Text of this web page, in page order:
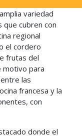
variedad
cubren con
regional
el cordero
frutas del
motivo para
las
francesa y la
con
donde el